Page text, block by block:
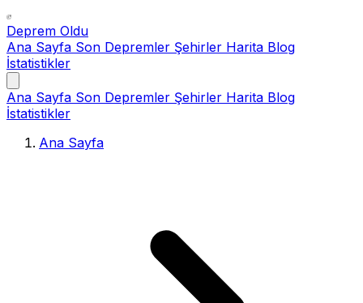
Deprem Oldu
Ana Sayfa Son Depremler Şehirler Harita Blog
İstatistikler
Ana Sayfa Son Depremler Şehirler Harita Blog
İstatistikler
Ana Sayfa